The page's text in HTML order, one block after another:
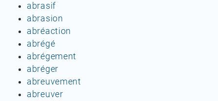
abrasif
abrasion
abréaction
abrégé
abrégement
abréger
abreuvement
abreuver